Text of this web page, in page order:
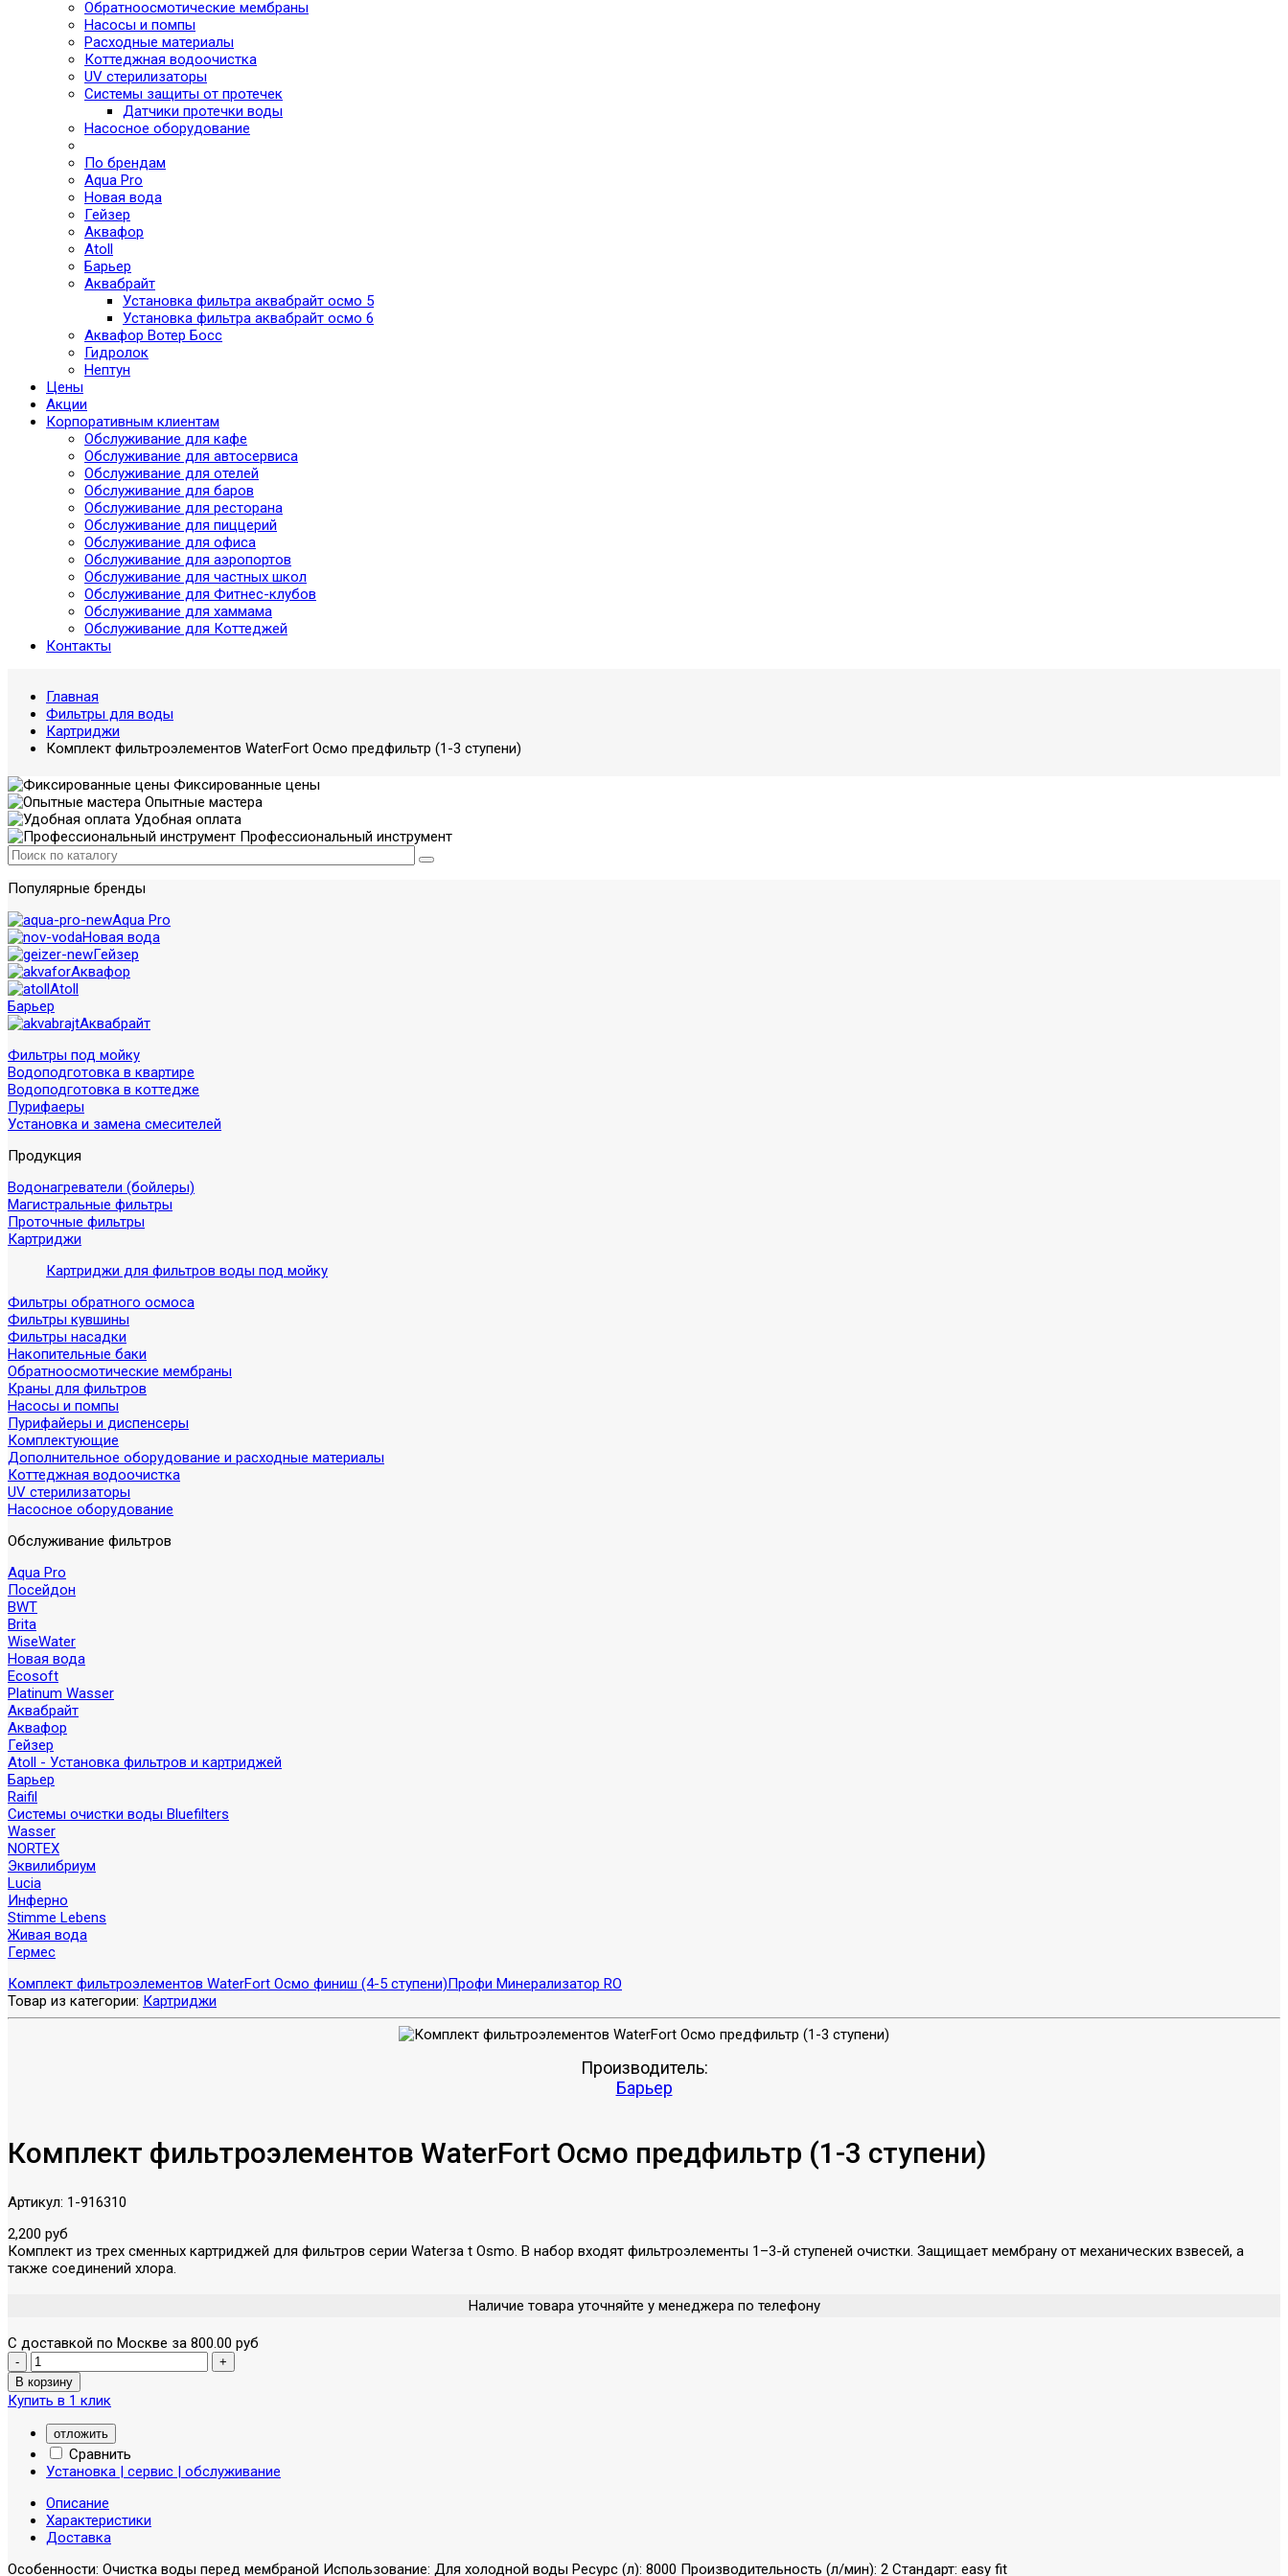
Обратноосмотические мембраны
Насосы и помпы
Расходные материалы
Коттеджная водоочистка
UV стерилизаторы
Системы защиты от протечек
Датчики протечки воды
Насосное оборудование
По брендам
Aqua Pro
Новая вода
Гейзер
Аквафор
Atoll
Барьер
Аквабрайт
Установка фильтра аквабрайт осмо 5
Установка фильтра аквабрайт осмо 6
Аквафор Вотер Босс
Гидролок
Нептун
Цены
Акции
Корпоративным клиентам
Обслуживание для кафе
Обслуживание для автосервиса
Обслуживание для отелей
Обслуживание для баров
Обслуживание для ресторана
Обслуживание для пиццерий
Обслуживание для офиса
Обслуживание для аэропортов
Обслуживание для частных школ
Обслуживание для Фитнес-клубов
Обслуживание для хаммама
Обслуживание для Коттеджей
Контакты
Главная
Фильтры для воды
Картриджи
Комплект фильтроэлементов WaterFort Осмо предфильтр (1-3 ступени)
Фиксированные цены
Опытные мастера
Удобная оплата
Профессиональный инструмент
Популярные бренды
Aqua Pro
Новая вода
Гейзер
Аквафор
Atoll
Барьер
Аквабрайт
Фильтры под мойку
Водоподготовка в квартире
Водоподготовка в коттедже
Пурифаеры
Установка и замена смесителей
Продукция
Водонагреватели (бойлеры)
Магистральные фильтры
Проточные фильтры
Картриджи
Картриджи для фильтров воды под мойку
Фильтры обратного осмоса
Фильтры кувшины
Фильтры насадки
Накопительные баки
Обратноосмотические мембраны
Краны для фильтров
Насосы и помпы
Пурифайеры и диспенсеры
Комплектующие
Дополнительное оборудование и расходные материалы
Коттеджная водоочистка
UV стерилизаторы
Насосное оборудование
Обслуживание фильтров
Aqua Pro
Посейдон
BWT
Brita
WiseWater
Новая вода
Ecosoft
Platinum Wasser
Аквабрайт
Аквафор
Гейзер
Atoll - Установка фильтров и картриджей
Барьер
Raifil
Системы очистки воды Bluefilters
Wasser
NORTEX
Эквилибриум
Lucia
Инферно
Stimme Lebens
Живая вода
Гермес
Комплект фильтроэлементов WaterFort Осмо финиш (4-5 ступени)Профи Минерализатор RO
Товар из категории: Картриджи
Производитель:
Барьер
Комплект фильтроэлементов WaterFort Осмо предфильтр (1-3 ступени)
Артикул: 1-916310
2,200 руб
Комплект из трех сменных картриджей для фильтров серии Waterза t Osmo. В набор входят фильтроэлементы 1–3-й ступеней очистки. Защищает мембрану от механических взвесей, а
также соединений хлора.
Наличие товара уточняйте у менеджера по телефону
С доставкой по Москве за 800.00 руб
Купить в 1 клик
отложить
Сравнить
Установка | сервис | обслуживание
Описание
Характеристики
Доставка
Особенности: Очистка воды перед мембраной Использование: Для холодной воды Ресурс (л): 8000 Производительность (л/мин): 2 Стандарт: easy fit